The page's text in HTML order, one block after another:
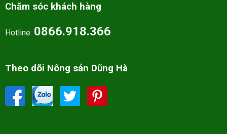
Chăm sóc khách hàng
Hotline: 0866.918.366
Theo dõi Nông sản Dũng Hà